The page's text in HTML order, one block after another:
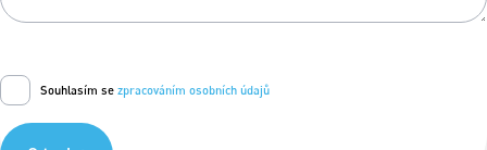
Souhlasím se zpracováním osobních údajů